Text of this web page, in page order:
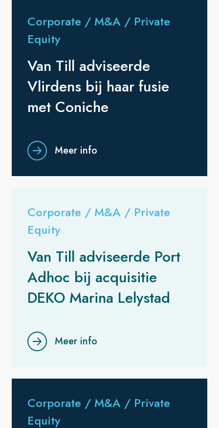
Corporate / M&A / Private
Equity
Van Till adviseerde
Vlirdens bij haar fusie
met Coniche
Meer info
Corporate / M&A / Private
Equity
Van Till adviseerde Port
Adhoc bij acquisitie
DEKO Marina Lelystad
Meer info
Corporate / M&A / Private
Equity